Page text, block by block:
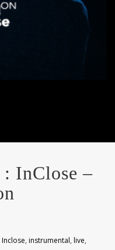
InClose –
Inclose, instrumental, live,